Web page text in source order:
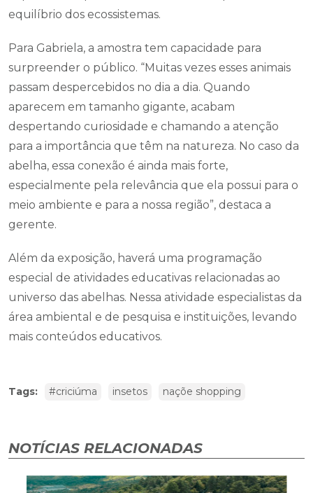
equilíbrio dos ecossistemas.
Para Gabriela, a amostra tem capacidade para
surpreender o público. “Muitas vezes esses animais
passam despercebidos no dia a dia. Quando
aparecem em tamanho gigante, acabam
despertando curiosidade e chamando a atenção
para a importância que têm na natureza. No caso da
abelha, essa conexão é ainda mais forte,
especialmente pela relevância que ela possui para o
meio ambiente e para a nossa região”, destaca a
gerente.
Além da exposição, haverá uma programação
especial de atividades educativas relacionadas ao
universo das abelhas. Nessa atividade especialistas da
área ambiental e de pesquisa e instituições, levando
mais conteúdos educativos.
Tags: #criciúma insetos naçõe shopping
NOTÍCIAS RELACIONADAS